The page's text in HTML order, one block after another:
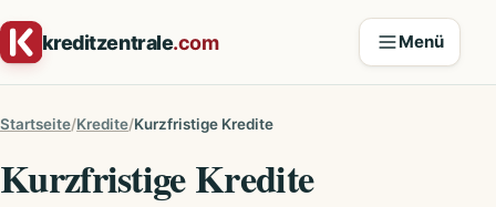
kreditzentrale.com Menü
Startseite Kredite Kurzfristige Kredite
Kurzfristige Kredite